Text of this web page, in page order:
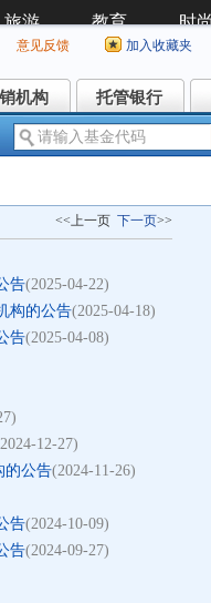
意见反馈 加入收藏夹
机构
机构 托管银行
托管银行
<<上一页 下一页>>
告(2025-04-22)
构的公告(2025-04-18)
告(2025-04-08)
12-27)
的公告(2024-11-26)
告(2024-10-09)
告(2024-09-27)